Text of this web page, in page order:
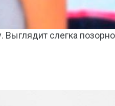
Выглядит слегка